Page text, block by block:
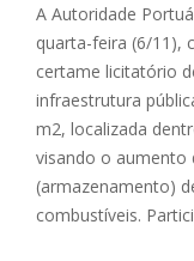
A Autoridade
quarta-feira (6/11),
certame licitatório
infraestrutura
m2, localizada
visando o aumento
(armazenamento)
combustíveis.